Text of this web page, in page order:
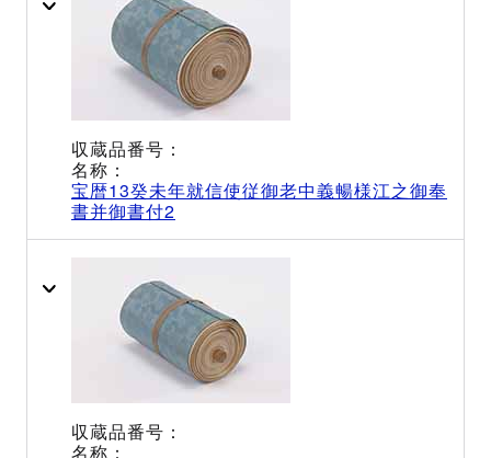
宝暦13癸未年就信使従御老中義暢様江之御奉
書并御書付2